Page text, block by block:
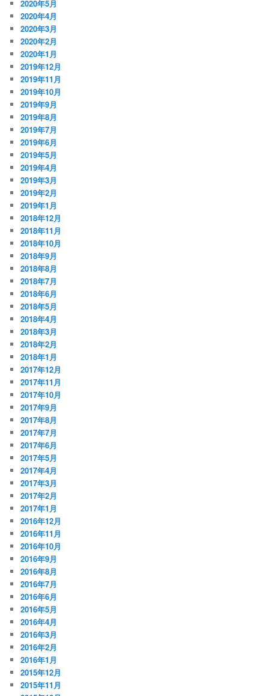
2020年5月
2020年4月
2020年3月
2020年2月
2020年1月
2019年12月
2019年11月
2019年10月
2019年9月
2019年8月
2019年7月
2019年6月
2019年5月
2019年4月
2019年3月
2019年2月
2019年1月
2018年12月
2018年11月
2018年10月
2018年9月
2018年8月
2018年7月
2018年6月
2018年5月
2018年4月
2018年3月
2018年2月
2018年1月
2017年12月
2017年11月
2017年10月
2017年9月
2017年8月
2017年7月
2017年6月
2017年5月
2017年4月
2017年3月
2017年2月
2017年1月
2016年12月
2016年11月
2016年10月
2016年9月
2016年8月
2016年7月
2016年6月
2016年5月
2016年4月
2016年3月
2016年2月
2016年1月
2015年12月
2015年11月